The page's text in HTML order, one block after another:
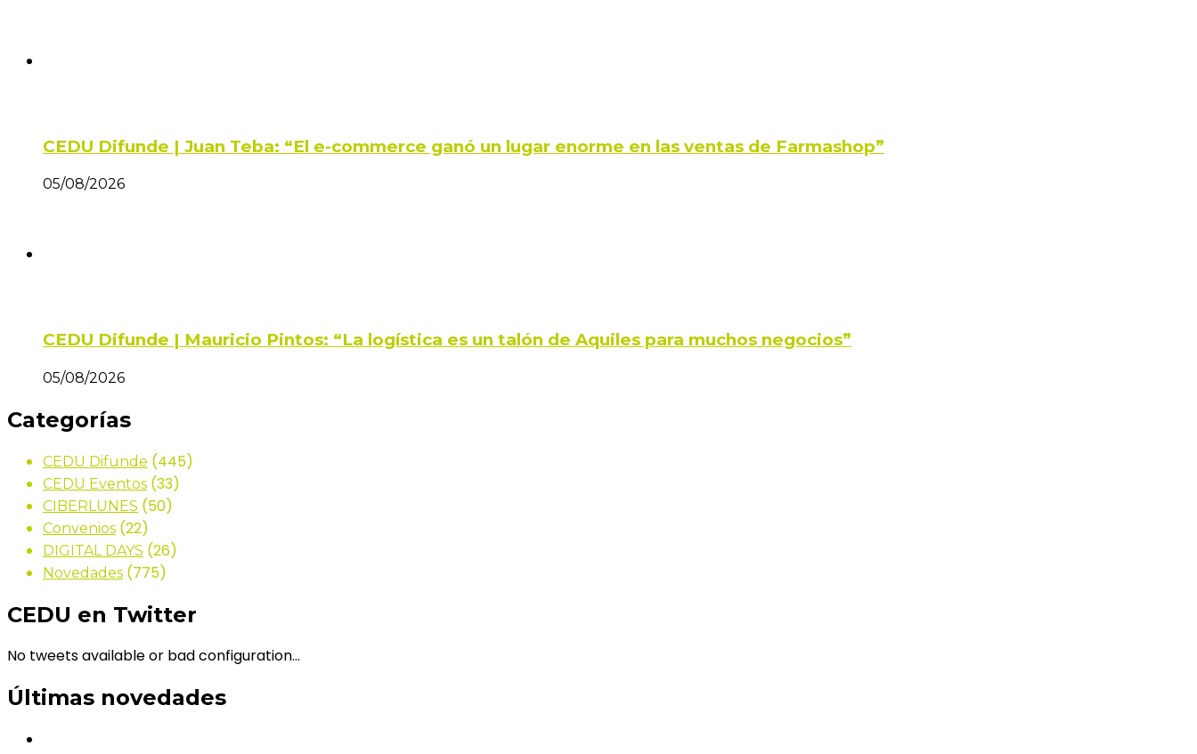
CEDU Difunde | Juan Teba: “El e-commerce ganó un lugar enorme en las ventas de Farmashop”
05/08/2026
CEDU Difunde | Mauricio Pintos: “La logística es un talón de Aquiles para muchos negocios”
05/08/2026
Categorías
CEDU Difunde (445)
CEDU Eventos (33)
CIBERLUNES (50)
Convenios (22)
DIGITAL DAYS (26)
Novedades (775)
CEDU en Twitter
No tweets available or bad configuration...
Últimas novedades